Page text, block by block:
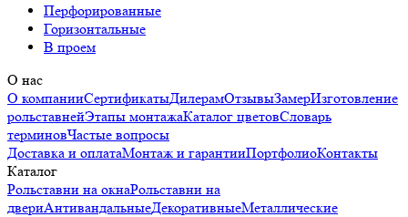
Перфорированные
Горизонтальные
В проем
О нас
О компанииСертификатыДилерамОтзывыЗамерИзготовление
рольставнейЭтапы монтажаКаталог цветовСловарь
терминовЧастые вопросы
Доставка и оплатаМонтаж и гарантииПортфолиоКонтакты
Каталог
Рольставни на окнаРольставни на
двериАнтивандальныеДекоративныеМеталлические